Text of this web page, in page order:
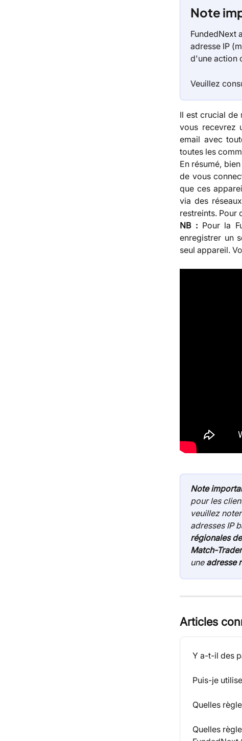
Note
FundedNext
adresse IP
d'une action
Veuillez
Il est crucial de
vous recevrez
email avec
toutes les
En résumé,
de vous
que ces
via des
restreints. Pour
NB : Pour la
enregistrer un
seul appareil.
Note
pour les
veuillez
adresses IP
régionales
Match-Trader
une adresse
Articles
Y a-t-il des
Puis-je
Quelles
Quelles